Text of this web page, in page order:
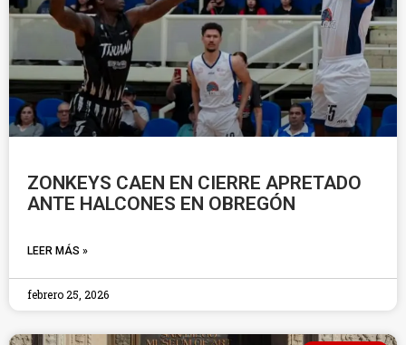
ZONKEYS CAEN EN CIERRE APRETADO
ANTE HALCONES EN OBREGÓN
LEER MÁS »
febrero 25, 2026